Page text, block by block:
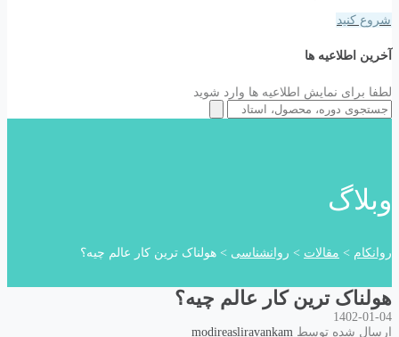
شروع کنید
آخرین اطلاعیه ها
لطفا برای نمایش اطلاعیه ها وارد شوید
وبلاگ
روانکام > مقالات > روانشناسی > هولناک ترین کار عالم چیه؟
هولناک ترین کار عالم چیه؟
1402-01-04
ارسال شده توسط modireasliravankam